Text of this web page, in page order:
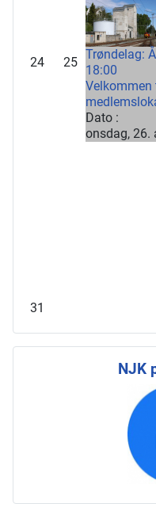
24 25
Trøndelag:
18:00
Velkommen
Dato :
onsdag, 26.
31
NJK